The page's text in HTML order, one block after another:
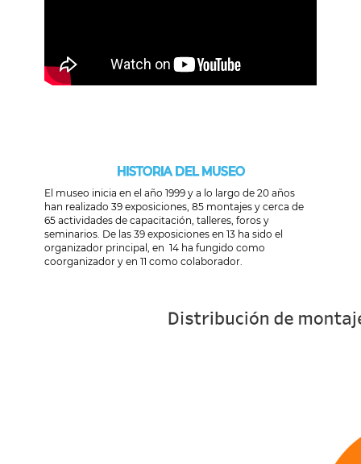
HISTORIA DEL MUSEO
El museo inicia en el año 1999 y a lo largo de 20 años
han realizado 39 exposiciones, 85 montajes y cerca de
65 actividades de capacitación, talleres, foros y
seminarios. De las 39 exposiciones en 13 ha sido el
organizador principal, en 14 ha fungido como
coorganizador y en 11 como colaborador.